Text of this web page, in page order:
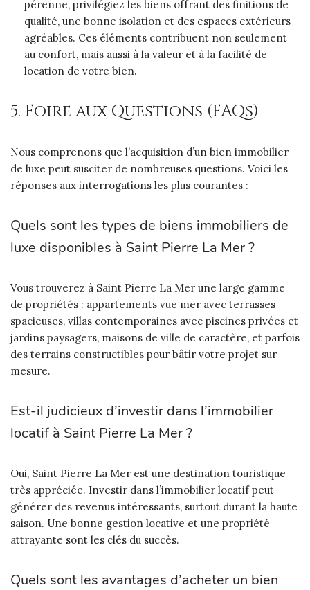
pérenne, privilégiez les biens offrant des finitions de
qualité, une bonne isolation et des espaces extérieurs
agréables. Ces éléments contribuent non seulement
au confort, mais aussi à la valeur et à la facilité de
location de votre bien.
5. Foire aux Questions (FAQs)
Nous comprenons que l’acquisition d’un bien immobilier
de luxe peut susciter de nombreuses questions. Voici les
réponses aux interrogations les plus courantes :
Quels sont les types de biens immobiliers de
luxe disponibles à Saint Pierre La Mer ?
Vous trouverez à Saint Pierre La Mer une large gamme
de propriétés : appartements vue mer avec terrasses
spacieuses, villas contemporaines avec piscines privées et
jardins paysagers, maisons de ville de caractère, et parfois
des terrains constructibles pour bâtir votre projet sur
mesure.
Est-il judicieux d’investir dans l’immobilier
locatif à Saint Pierre La Mer ?
Oui, Saint Pierre La Mer est une destination touristique
très appréciée. Investir dans l’immobilier locatif peut
générer des revenus intéressants, surtout durant la haute
saison. Une bonne gestion locative et une propriété
attrayante sont les clés du succès.
Quels sont les avantages d’acheter un bien